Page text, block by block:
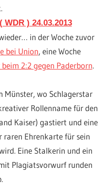
) 24.03.2013
in der Woche zuvor
bei Union, eine Woche
2:2 gegen Paderborn.
Münster, wo Schlagerstar
Rollenname für den
Kaiser) gastiert und eine
Ehrenkarte für sein
Eine Stalkerin und ein
Plagiatsvorwurf runden